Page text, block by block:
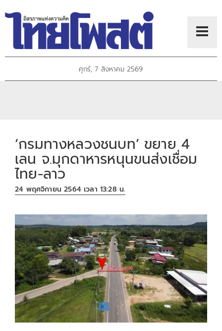
ศุกร์, 7 สิงหาคม 2569
‘กรมทางหลวงชนบท’ ขยาย 4
เลน จ.มุกดาหารหนุนขนส่งเชื่อม
ไทย-ลาว
24 พฤศจิกายน 2564 เวลา 13:28 น.